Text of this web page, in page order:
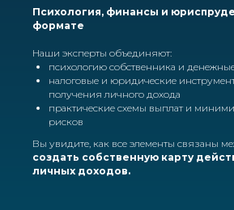
Психология, финансы и
формате
Наши эксперты объединяют:
психологию собственника и
налоговые и юридические
получения личного дохода
практические схемы выплат и
рисков
Вы увидите, как все элементы связаны
создать собственную карту
личных доходов.